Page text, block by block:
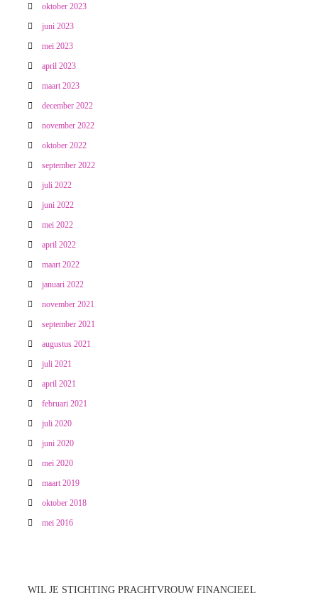
oktober 2023
juni 2023
mei 2023
april 2023
maart 2023
december 2022
november 2022
oktober 2022
september 2022
juli 2022
juni 2022
mei 2022
april 2022
maart 2022
januari 2022
november 2021
september 2021
augustus 2021
juli 2021
april 2021
februari 2021
juli 2020
juni 2020
mei 2020
maart 2019
oktober 2018
mei 2016
WIL JE STICHTING PRACHTVROUW FINANCIEEL